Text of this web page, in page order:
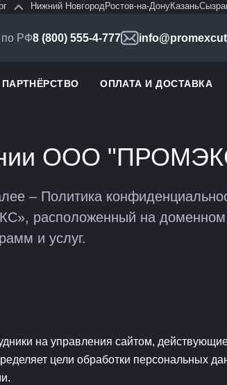
Нижний НовгородРостов-на-ДонуКазань
по РФ8 (800) 555-4-777
ПАРТНЁРСТВО ОПЛАТА И ДОСТАВКА
ООО
– Политика
расположенный на
и услуг.
на управления сайтом,
цели обработки персональных